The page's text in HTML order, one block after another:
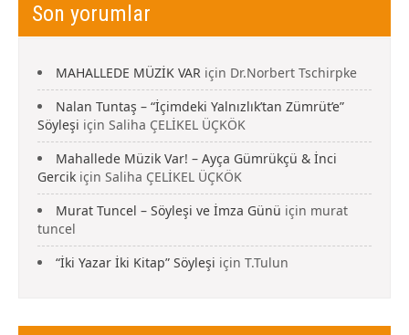
Son yorumlar
MAHALLEDE MÜZİK VAR için Dr.Norbert Tschirpke
Nalan Tuntaş – “İçimdeki Yalnızlık’tan Zümrüt’e”
Söyleşi için Saliha ÇELİKEL ÜÇKÖK
Mahallede Müzik Var! – Ayça Gümrükçü & İnci
Gercik için Saliha ÇELİKEL ÜÇKÖK
Murat Tuncel – Söyleşi ve İmza Günü için murat
tuncel
“İki Yazar İki Kitap” Söyleşi için T.Tulun